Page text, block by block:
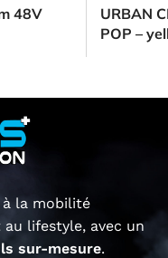
48V
URBAN
POP –
à la mobilité
lifestyle, avec un
sur-mesure.